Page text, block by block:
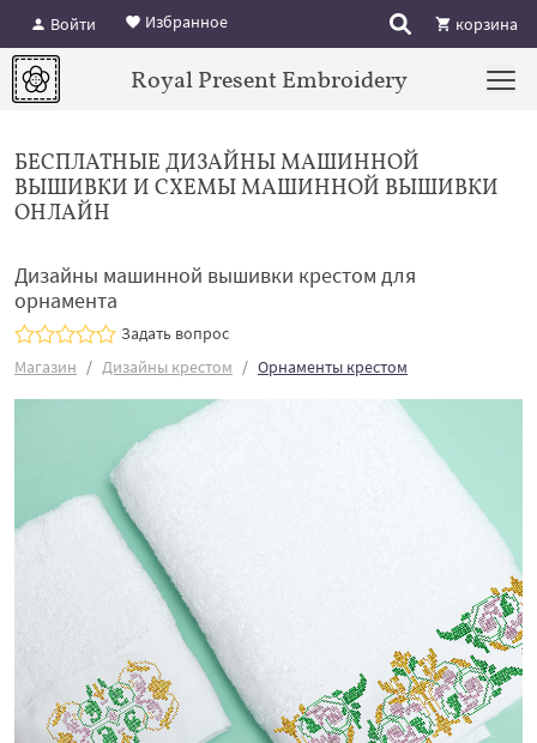
Войти Избранное корзина
Royal Present Embroidery
БЕСПЛАТНЫЕ ДИЗАЙНЫ МАШИННОЙ
ВЫШИВКИ И СХЕМЫ МАШИННОЙ ВЫШИВКИ
ОНЛАЙН
Дизайны машинной вышивки крестом для
орнамента
Задать вопрос
Магазин
Дизайны крестом Орнаменты крестом